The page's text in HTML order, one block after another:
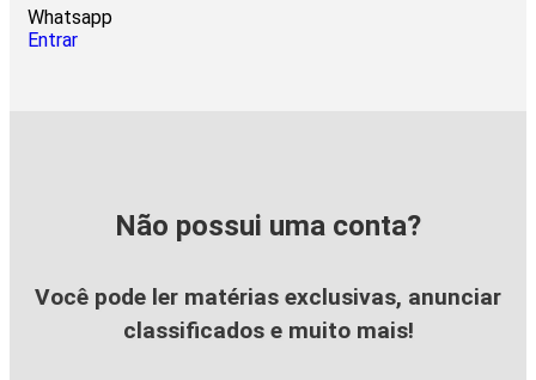
Whatsapp
Entrar
Não possui uma conta?
Você pode ler matérias exclusivas, anunciar
classificados e muito mais!